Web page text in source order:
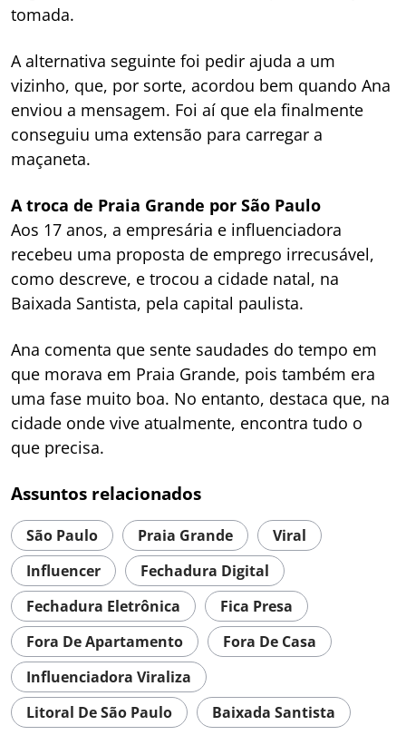
tomada.
A alternativa seguinte foi pedir ajuda a um
vizinho, que, por sorte, acordou bem quando Ana
enviou a mensagem. Foi aí que ela finalmente
conseguiu uma extensão para carregar a
maçaneta.
A troca de Praia Grande por São Paulo
Aos 17 anos, a empresária e influenciadora
recebeu uma proposta de emprego irrecusável,
como descreve, e trocou a cidade natal, na
Baixada Santista, pela capital paulista.
Ana comenta que sente saudades do tempo em
que morava em Praia Grande, pois também era
uma fase muito boa. No entanto, destaca que, na
cidade onde vive atualmente, encontra tudo o
que precisa.
Assuntos relacionados
São Paulo Praia Grande
Viral
Influencer
Fechadura Digital
Fechadura Eletrônica
Fica Presa
Fora De Apartamento
Fora De Casa
Influenciadora Viraliza
Litoral De São Paulo
Baixada Santista